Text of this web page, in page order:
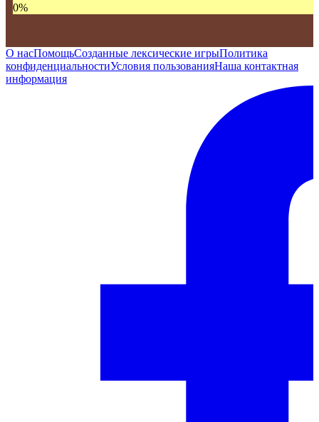
0%
О насПомощьСозданные лексические игрыПолитика
конфиденциальностиУсловия пользованияНаша контактная
информация